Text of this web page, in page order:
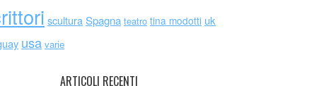
scultura Spagna teatro tina modotti uk
usa varie
ARTICOLI RECENTI